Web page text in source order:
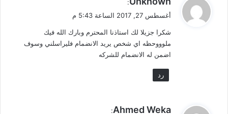
ق
ل
:
أغسطس 27, 2017 الساعة 5:43 م
شكرا جزيلا لك استاذنا المحترم وبارك الله فيك
ملوووحظه اي شخص يريد الانضمام فليراسلني وسوف
اضمن له الانضمام للشركه
رد
ي
Ahmed Weka
: